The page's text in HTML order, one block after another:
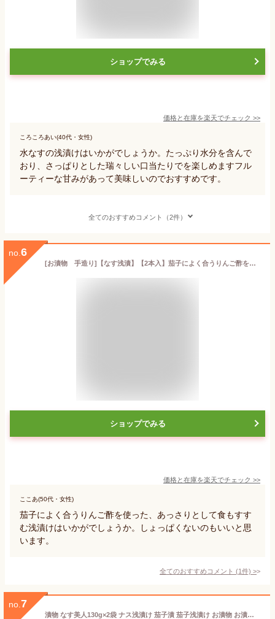
ショップでみる
価格と在庫を楽天でチェック >>
ころころあい(40代・女性)
水なすの浅漬けはいかがでしょうか。たっぷり水分を含んで
おり、さっぱりとした瑞々しい口当たりでを楽しめますフル
ーティーな甘みがあって美味しいのでおすすめです。
全てのおすすめコメント（2件）
no. 6
[お漬物 手造り]【なす浅漬】【2本入】茄子によく合うりんご酢を使用しております！【ご飯のお供に】【酒の肴】
ショップでみる
価格と在庫を楽天でチェック >>
ここあ(50代・女性)
茄子によく合うりんご酢を使った、あっさりとして食もすす
む浅漬けはいかがでしょうか。しょっぱくないのもいいと思
います。
全てのおすすめコメント (1件) >
no. 7
漬物 なす美人130g×2袋 ナス浅漬け 茄子漬 茄子浅漬け お漬物 お漬け物 おつけもの あさづけ 塩分控えめ 送料無料 お買い物マラソン 買い回り ポイント消化 誕生日プレゼント 食べ物 食品 お取り寄せグルメ 食品 KM 福島 応援